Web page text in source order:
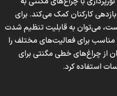
کارکنان کمک می‌کند. برای
می‌توان به قابلیت تنظیم شدت
مناسب برای فعالیت‌های مختلف را
از چراغ‌های خطی مگنتی برای
استفاده کرد.